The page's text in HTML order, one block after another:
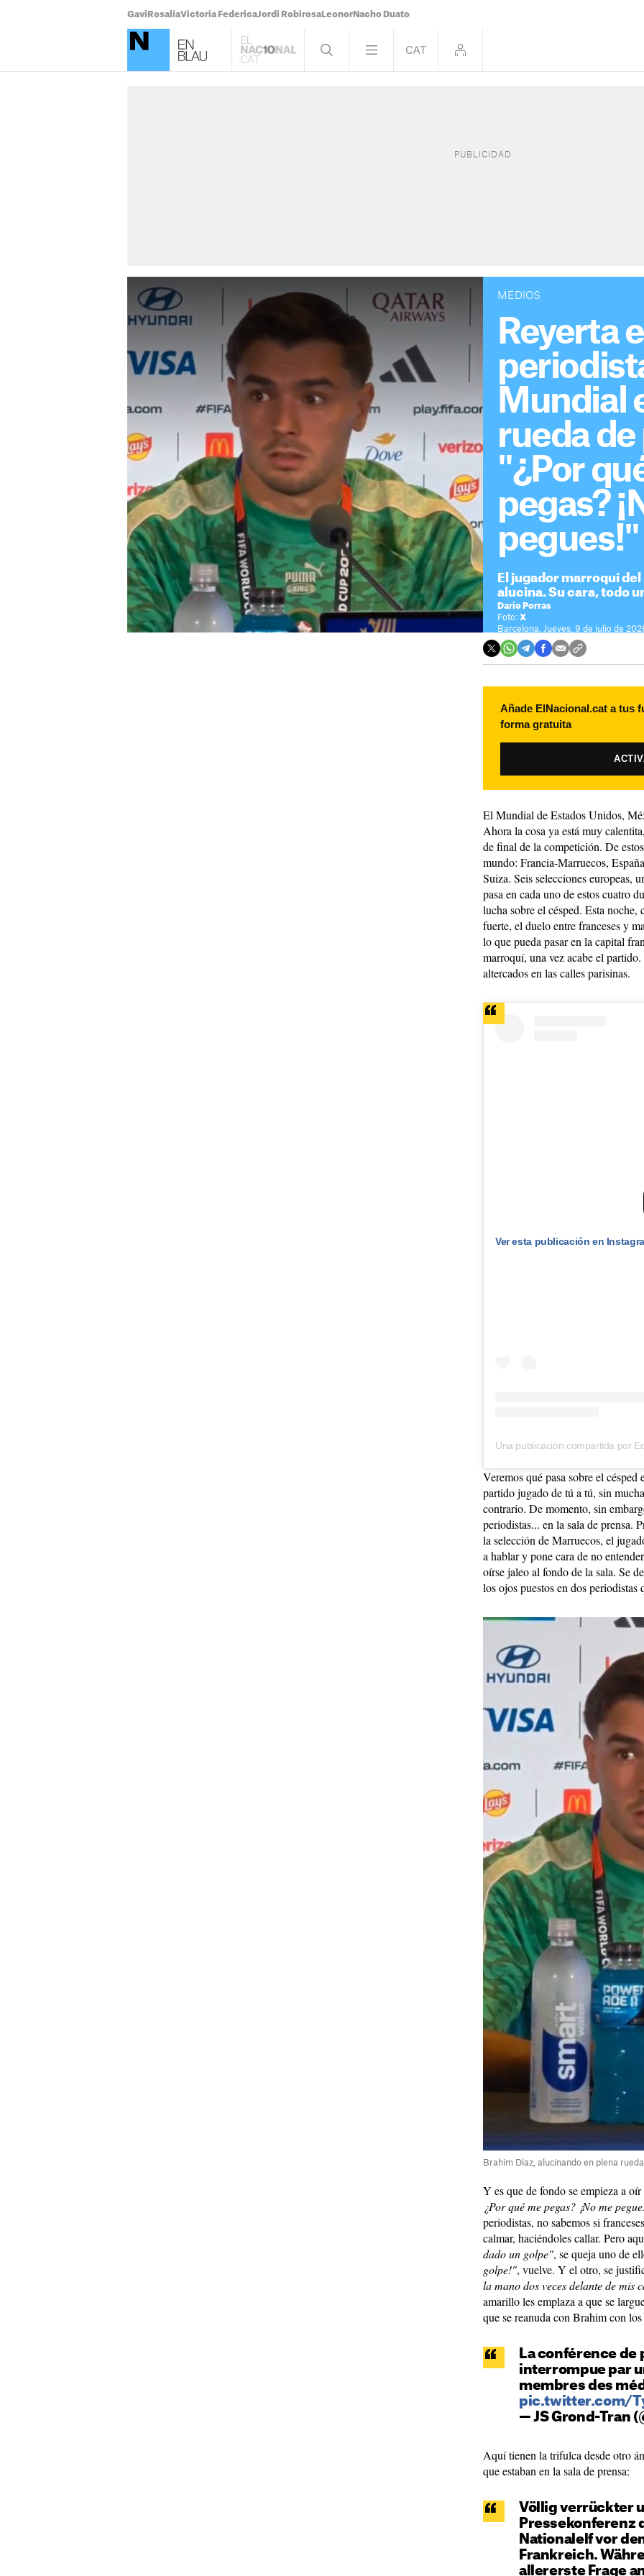
Gavi RosalíaVictoria FedericaJordi Robirosa Leonor Nacho Duato
MEDIOS
Reyerta
Mundial
rueda de
"¿Por
pegas?
pegues!"
El jugador marroquí
alucina. Su cara, todo
Darío Porras
Foto: X
Barcelona. Jueves, 9 de julio de
Tiempo de lectura: 2 minutos
Añade ElNacional.cat a tus
forma gratuita
El Mundial de Estados Unidos,
Ahora la cosa ya está muy
de final de la competición. De
mundo: Francia-Marruecos,
Suiza. Seis selecciones europeas,
pasa en cada uno de estos cuatro
lucha sobre el césped. Esta
fuerte, el duelo entre franceses y
lo que pueda pasar en la capital
marroquí, una vez acabe el
altercados en las calles parisinas.
Ver esta publicación en
Veremos qué pasa sobre el
partido jugado de tú a tú, sin
contrario. De momento, sin
periodistas... en la sala de prensa.
la selección de Marruecos, el
a hablar y pone cara de no
oírse jaleo al fondo de la sala. Se
los ojos puestos en dos
Brahim Díaz, alucinando en plena
Y es que de fondo se empieza a
¿Por qué me pegas? ¡No me
periodistas, no sabemos si
calmar, haciéndoles callar. Pero
dado un golpe", se queja uno de
golpe!", vuelve. Y el otro, se
la mano dos veces delante de mis
amarillo les emplaza a que se
que se reanuda con Brahim con
La conférence de
interrompue par
membres des
pic.twitter.com/
— JS Grond-Tran
Aquí tienen la trifulca desde otro
que estaban en la sala de prensa:
Völlig verrückter
Pressekonferenz
Nationalelf vor
Frankreich.
allererste Frage